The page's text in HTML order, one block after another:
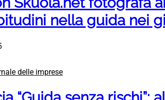
nella guida nei
delle imprese